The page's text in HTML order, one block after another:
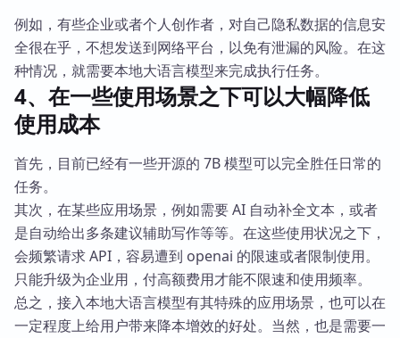
例如，有些企业或者个人创作者，对自己隐私数据的信息安
全很在乎，不想发送到网络平台，以免有泄漏的风险。在这
种情况，就需要本地大语言模型来完成执行任务。
4、在一些使用场景之下可以大幅降低
使用成本
首先，目前已经有一些开源的 7B 模型可以完全胜任日常的
任务。
其次，在某些应用场景，例如需要 AI 自动补全文本，或者
是自动给出多条建议辅助写作等等。在这些使用状况之下，
会频繁请求 API，容易遭到 openai 的限速或者限制使用。
只能升级为企业用，付高额费用才能不限速和使用频率。
总之，接入本地大语言模型有其特殊的应用场景，也可以在
一定程度上给用户带来降本增效的好处。当然，也是需要一